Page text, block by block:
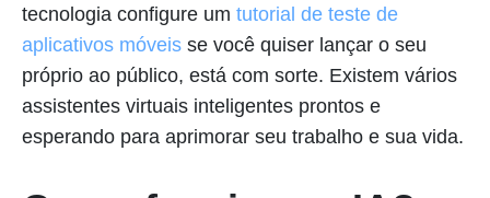
tecnologia configure um tutorial de teste de
aplicativos móveis se você quiser lançar o seu
próprio ao público, está com sorte. Existem vários
assistentes virtuais inteligentes prontos e
esperando para aprimorar seu trabalho e sua vida.